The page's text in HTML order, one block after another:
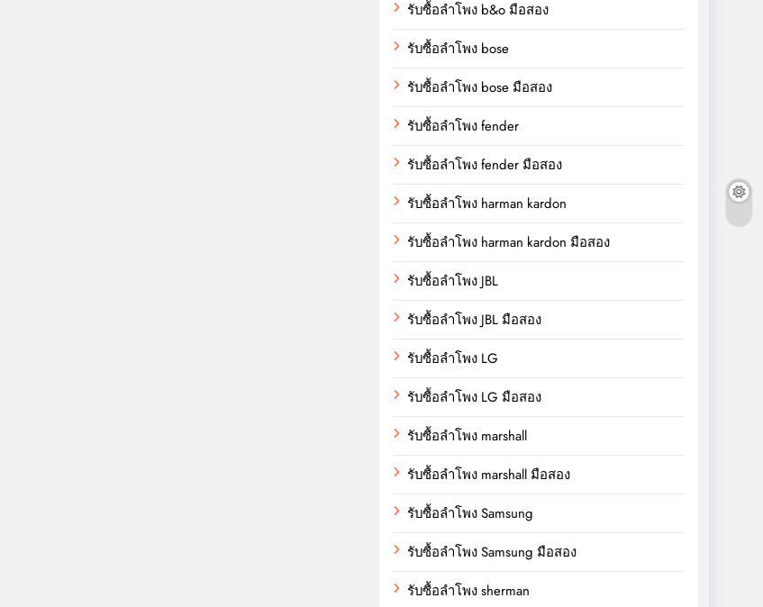
รับซื้อลำโพง b&o มือสอง
รับซื้อลำโพง bose
รับซื้อลำโพง bose มือสอง
รับซื้อลำโพง fender
รับซื้อลำโพง fender มือสอง
รับซื้อลำโพง harman kardon
รับซื้อลำโพง harman kardon มือสอง
รับซื้อลำโพง JBL
รับซื้อลำโพง JBL มือสอง
รับซื้อลำโพง LG
รับซื้อลำโพง LG มือสอง
รับซื้อลำโพง marshall
รับซื้อลำโพง marshall มือสอง
รับซื้อลำโพง Samsung
รับซื้อลำโพง Samsung มือสอง
รับซื้อลำโพง sherman